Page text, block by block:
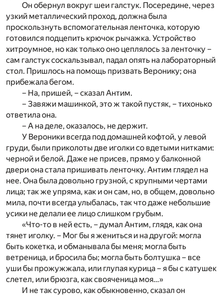
Он обернул вокруг шеи галстук. Посередине, через
узкий металлический проход, должна была
проскользнуть вспомогательная ленточка, которую
готовился подцепить крючок рычажка. Устройство
хитроумное, но как только оно цеплялось за ленточку –
сам галстук соскальзывал, падал опять на лабораторный
стол. Пришлось на помощь призвать Веронику; она
прибежала бегом.
– На, пришей, – сказал Антим.
– Завяжи машинкой, это ж такой пустяк, – тихонько
ответила она.
– А на деле, оказалось, не держит.
У Вероники всегда под домашней кофтой, у левой
груди, были приколоты две иголки со вдетыми нитками:
черной и белой. Даже не присев, прямо у балконной
двери она стала пришивать ленточку. Антим глядел на
нее. Она была довольно грузной, с крупными чертами
лица; так же упряма, как и он сам, но, в общем, довольно
мила, почти всегда улыбалась, так что даже небольшие
усики не делали ее лицо слишком грубым.
«Что-то в ней есть, – думал Антим, глядя, как она
тянет иголку. – Мог бы я жениться и на другой: могла
быть кокетка, и обманывала бы меня; могла быть
ветреница, и бросила бы; могла быть болтушка – все
уши бы прожужжала, или глупая курица – я бы с катушек
слетел, или брюзга, как свояченица моя…»
И не так сурово, как обыкновенно, сказал он